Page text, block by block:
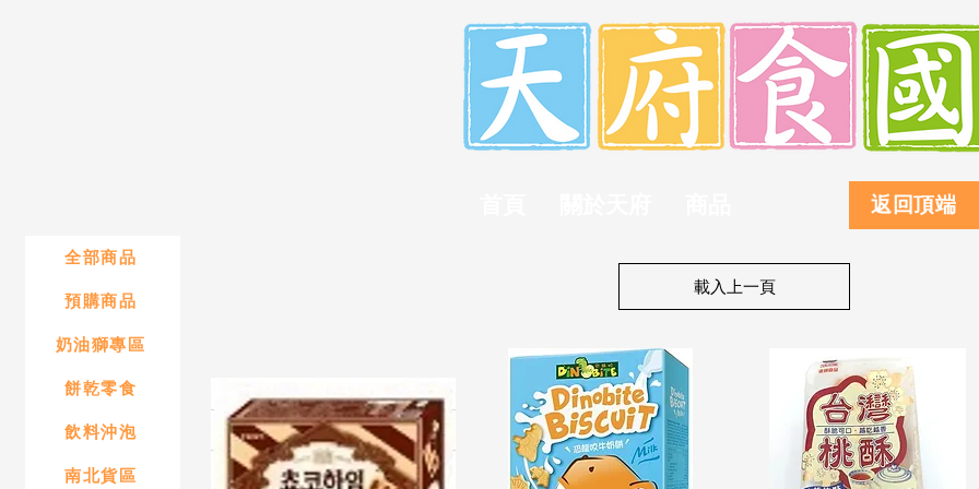
返回頂端
全部商品
預購商品
奶油獅專區
餅乾零食
飲料沖泡
南北貨區
載入上一頁